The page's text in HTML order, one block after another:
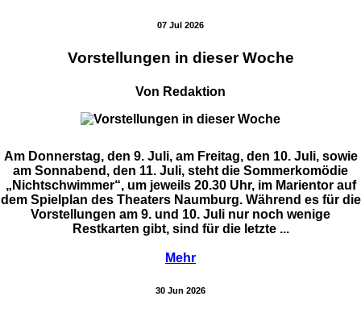
07 Jul 2026
Vorstellungen in dieser Woche
Von Redaktion
Am Donnerstag, den 9. Juli, am Freitag, den 10. Juli, sowie
am Sonnabend, den 11. Juli, steht die Sommerkomödie
„Nichtschwimmer“, um jeweils 20.30 Uhr, im Marientor auf
dem Spielplan des Theaters Naumburg. Während es für die
Vorstellungen am 9. und 10. Juli nur noch wenige
Restkarten gibt, sind für die letzte ...
Mehr
30 Jun 2026